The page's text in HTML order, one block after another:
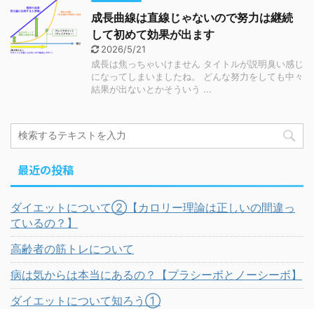
成長曲線は直線じゃないので努力は継続
して初めて効果が出ます
2026/5/21
成長は焦っちゃいけません タイトルが説明臭い感じ
になってしまいましたね。 どんな努力をしても中々
結果が出ないとかそういう ...
最近の投稿
ダイエットについて②【カロリー理論は正しいの間違っ
ているの？】
高齢者の筋トレについて
病は気からは本当にあるの？【プラシーボとノーシーボ】
ダイエットについて知ろう①